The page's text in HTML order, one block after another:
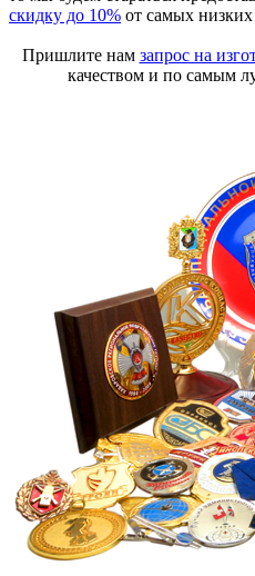
скидку до 10% от самых
Пришлите нам запрос на
качеством и по самым